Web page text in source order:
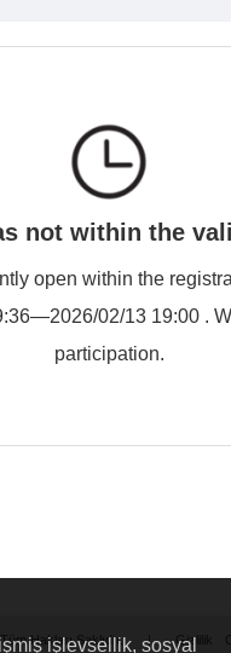
not within the
open within the
02/13 19:00 .
participation.
Hakları Saklıdır. | Gizlilik
işlevsellik, sosyal